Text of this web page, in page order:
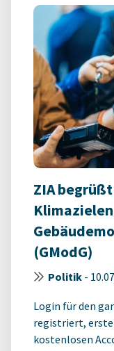
ZIA
(GModG)
Politik -
Login für den
registriert,
kostenlosen